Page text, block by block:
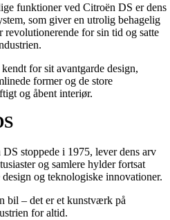
funktioner ved Citroën DS er dens
som giver en utrolig behagelig
for sin tid og satte
for sit avantgarde design,
former og de store
og åbent interiør.
stoppede i 1975, lever dens arv
og samlere hylder fortsat
og teknologiske innovationer.
bil – det er et kunstværk på
for altid.